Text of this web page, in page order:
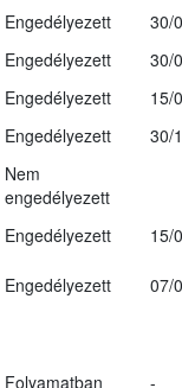
Engedélyezett
30/
Engedélyezett
30/
Engedélyezett
15/
Engedélyezett
30/
Nem
engedélyezett
Engedélyezett
15/
Engedélyezett 07/
Folyamatban -